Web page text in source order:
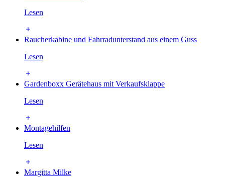
Lesen
Raucherkabine und Fahrradunterstand aus einem Guss
Lesen
Gardenboxx Gerätehaus mit Verkaufsklappe
Lesen
Montagehilfen
Lesen
Margitta Milke